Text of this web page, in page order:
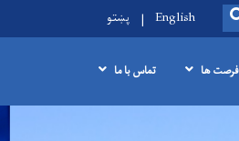
SEARCH
English پښتو
فرصت ها تماس با ما